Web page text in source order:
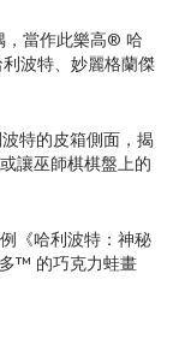
，當作此樂高® 哈
波特、妙麗格蘭傑
特的皮箱側面，揭
讓巫師棋棋盤上的
《哈利波特：神秘
™ 的巧克力蛙畫